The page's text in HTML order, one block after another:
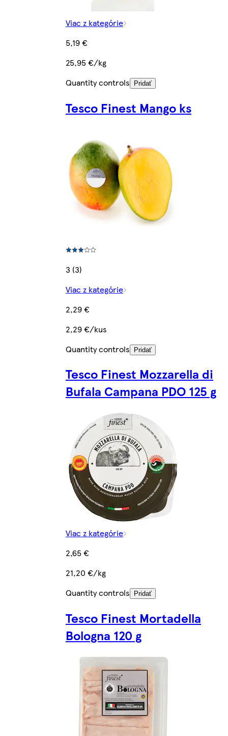
Viac z kategórie
5,19 €
25,95 €/kg
Quantity controls
Pridať
Tesco Finest Mango ks
3 (3)
Viac z kategórie
2,29 €
2,29 €/kus
Quantity controls
Pridať
Tesco Finest Mozzarella di
Bufala Campana PDO 125 g
Viac z kategórie
2,65 €
21,20 €/kg
Quantity controls
Pridať
Tesco Finest Mortadella
Bologna 120 g